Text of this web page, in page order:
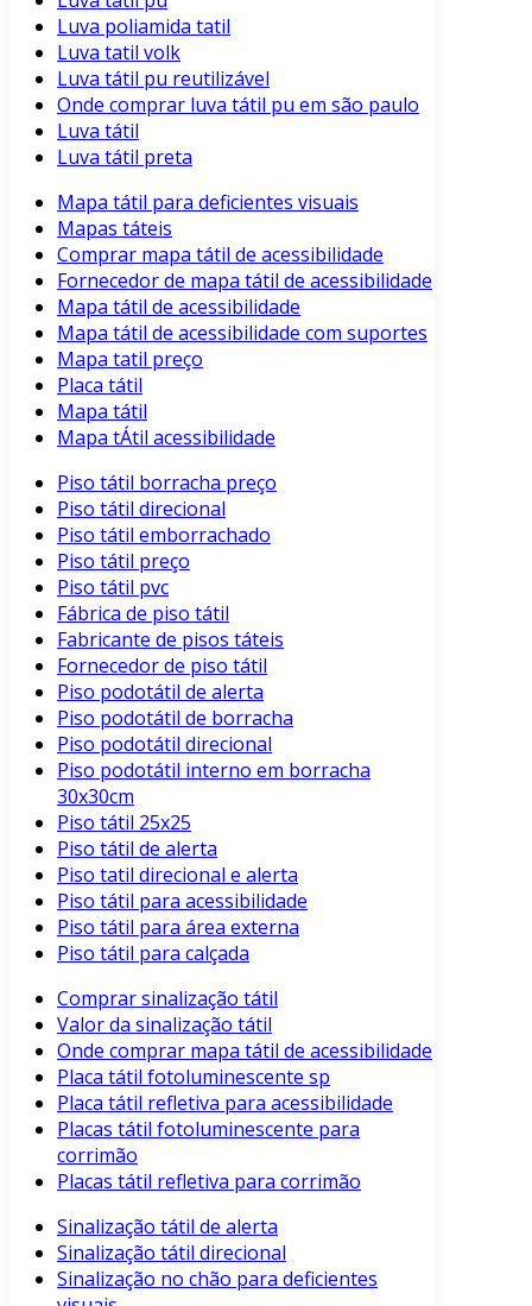
Luva poliamida tatil
Luva tatil volk
Luva tátil pu reutilizável
Onde comprar luva tátil pu em são paulo
Luva tátil
Luva tátil preta
Mapa tátil para deficientes visuais
Mapas táteis
Comprar mapa tátil de acessibilidade
Fornecedor de mapa tátil de acessibilidade
Mapa tátil de acessibilidade
Mapa tátil de acessibilidade com suportes
Mapa tatil preço
Placa tátil
Mapa tátil
Mapa tÁtil acessibilidade
Piso tátil borracha preço
Piso tátil direcional
Piso tátil emborrachado
Piso tátil preço
Piso tátil pvc
Fábrica de piso tátil
Fabricante de pisos táteis
Fornecedor de piso tátil
Piso podotátil de alerta
Piso podotátil de borracha
Piso podotátil direcional
Piso podotátil interno em borracha
30x30cm
Piso tátil 25x25
Piso tátil de alerta
Piso tatil direcional e alerta
Piso tátil para acessibilidade
Piso tátil para área externa
Piso tátil para calçada
Comprar sinalização tátil
Valor da sinalização tátil
Onde comprar mapa tátil de acessibilidade
Placa tátil fotoluminescente sp
Placa tátil refletiva para acessibilidade
Placas tátil fotoluminescente para
corrimão
Placas tátil refletiva para corrimão
Sinalização tátil de alerta
Sinalização tátil direcional
Sinalização no chão para deficientes